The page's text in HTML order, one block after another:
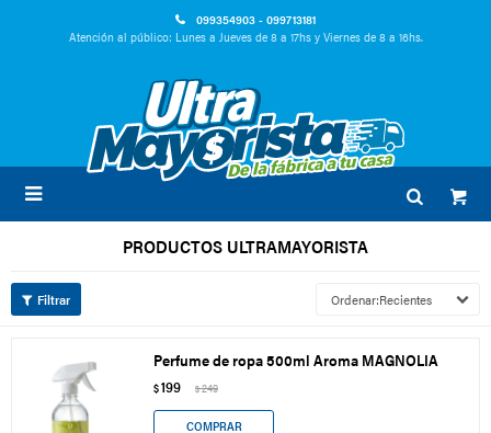
099354903 - 099713181
Atención al público: Lunes a Jueves de 8 a 17hs y Viernes de 8 a 16hs.

PRODUCTOS ULTRAMAYORISTA
Recientes
Perfume de ropa 500ml Aroma MAGNOLIA
$199 $249